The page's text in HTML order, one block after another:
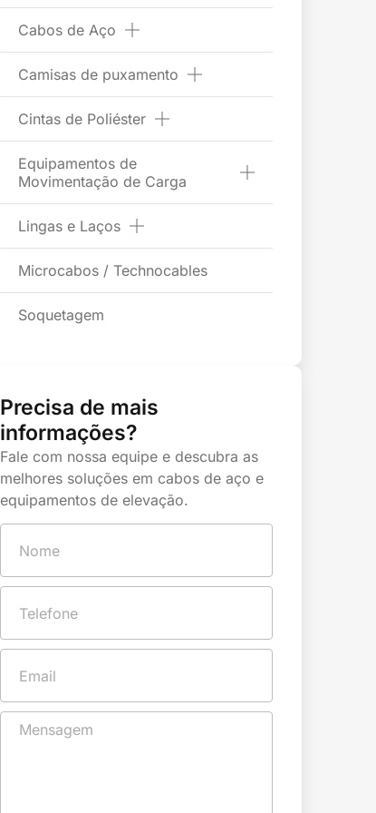
Cabos de Aço
Camisas de puxamento
Cintas de Poliéster
Equipamentos de
Movimentação de Carga
Lingas e Laços
Microcabos / Technocables
Soquetagem
Precisa de mais
informações?
Fale com nossa equipe e descubra as
melhores soluções em cabos de aço e
equipamentos de elevação.